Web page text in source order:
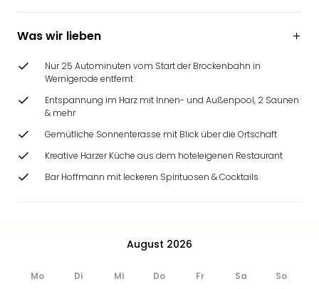
Was wir lieben
Nur 25 Autominuten vom Start der Brockenbahn in
Wernigerode entfernt
Entspannung im Harz mit Innen- und Außenpool, 2 Saunen
& mehr
Gemütliche Sonnenterasse mit Blick über die Ortschaft
Kreative Harzer Küche aus dem hoteleigenen Restaurant
Bar Hoffmann mit leckeren Spirituosen & Cocktails
August 2026
Mo Di Mi Do Fr Sa So